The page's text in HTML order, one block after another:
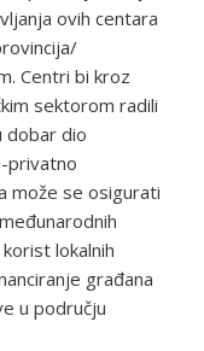
ovih centara
Centri bi kroz
sektorom radili
dobar dio
privatno
može se osigurati
lokalnih
građana
u području